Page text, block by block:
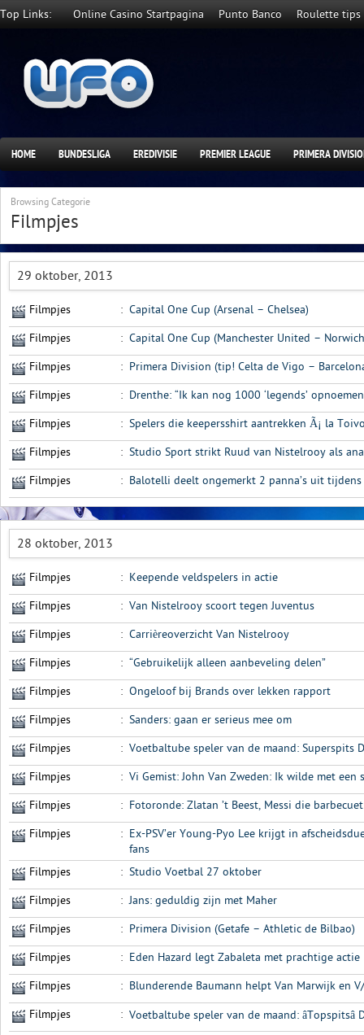
Top Links: Online Casino Startpagina Punto Banco Roulette tips
HOME BUNDESLIGA EREDIVISIE PREMIER LEAGUE PRIMERA
Browsing Categorie
Filmpjes
29 oktober, 2013
Filmpjes : Capital One Cup (Arsenal – Chelsea)
Filmpjes : Capital One Cup (Manchester United –
Filmpjes : Primera Division (tip! Celta de Vigo –
Filmpjes : Drenthe: “Ik kan nog 1000 ‘legends’
Filmpjes : Spelers die keepersshirt aantrekken Ã¡ la
Filmpjes : Studio Sport strikt Ruud van Nistelrooy als
Filmpjes : Balotelli deelt ongemerkt 2 panna’s uit
28 oktober, 2013
Filmpjes : Keepende veldspelers in actie
Filmpjes : Van Nistelrooy scoort tegen Juventus
Filmpjes : Carrièreoverzicht Van Nistelrooy
Filmpjes : “Gebruikelijk alleen aanbeveling delen”
Filmpjes : Ongeloof bij Brands over lekken rapport
Filmpjes : Sanders: gaan er serieus mee om
Filmpjes : Voetbaltube speler van de maand: Superspits
Filmpjes : Vi Gemist: John Van Zweden: Ik wilde met een
Filmpjes : Fotoronde: Zlatan ’t Beest, Messi die
Filmpjes : Ex-PSV’er Young-Pyo Lee krijgt in
fans
Filmpjes
: Studio Voetbal 27 oktober
Filmpjes : Jans: geduldig zijn met Maher
Filmpjes : Primera Division (Getafe – Athletic de Bilbao)
Filmpjes : Eden Hazard legt Zabaleta met prachtige
Filmpjes : Blunderende Baumann helpt Van Marwijk en
Filmpjes : Voetbaltube speler van de maand: âTopspitsâ